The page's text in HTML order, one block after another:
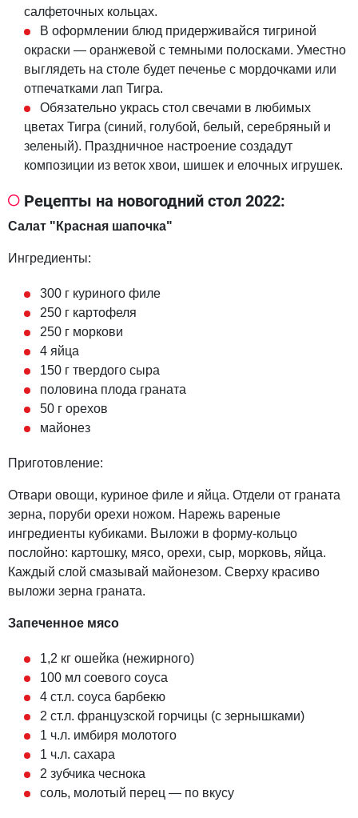
салфеточных кольцах.
В оформлении блюд придерживайся тигриной
окраски — оранжевой с темными полосками. Уместно
выглядеть на столе будет печенье с мордочками или
отпечатками лап Тигра.
Обязательно укрась стол свечами в любимых
цветах Тигра (синий, голубой, белый, серебряный и
зеленый). Праздничное настроение создадут
композиции из веток хвои, шишек и елочных игрушек.
Рецепты на новогодний стол 2022:
Салат "Красная шапочка"
Ингредиенты:
300 г куриного филе
250 г картофеля
250 г моркови
4 яйца
150 г твердого сыра
половина плода граната
50 г орехов
майонез
Приготовление:
Отвари овощи, куриное филе и яйца. Отдели от граната
зерна, поруби орехи ножом. Нарежь вареные
ингредиенты кубиками. Выложи в форму-кольцо
послойно: картошку, мясо, орехи, сыр, морковь, яйца.
Каждый слой смазывай майонезом. Сверху красиво
выложи зерна граната.
Запеченное мясо
1,2 кг ошейка (нежирного)
100 мл соевого соуса
4 ст.л. соуса барбекю
2 ст.л. французской горчицы (с зернышками)
1 ч.л. имбиря молотого
1 ч.л. сахара
2 зубчика чеснока
соль, молотый перец — по вкусу